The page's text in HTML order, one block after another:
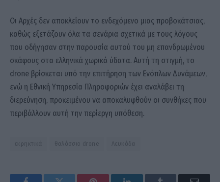
Οι Αρχές δεν αποκλείουν το ενδεχόμενο μιας προβοκάτσιας,
καθώς εξετάζουν όλα τα σενάρια σχετικά με τους λόγους
που οδήγησαν στην παρουσία αυτού του μη επανδρωμένου
σκάφους στα ελληνικά χωρικά ύδατα. Αυτή τη στιγμή, το
drone βρίσκεται υπό την επιτήρηση των Ενόπλων Δυνάμεων,
ενώ η Εθνική Υπηρεσία Πληροφοριών έχει αναλάβει τη
διερεύνηση, προκειμένου να αποκαλυφθούν οι συνθήκες που
περιβάλλουν αυτή την περίεργη υπόθεση.
εκρηκτικά θαλάσσιο drone Λευκάδα